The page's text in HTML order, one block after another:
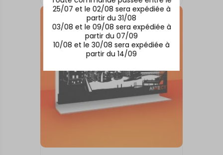
25/07 et le 02/08 sera expédiée à
partir du 31/08
03/08 et le 09/08 sera expédiée à
partir du 07/09
10/08 et le 30/08 sera expédiée à
partir du 14/09